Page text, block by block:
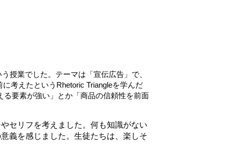
授業でした 。テーマは「宣伝広告」で、
考えたというRhetoric Triangleを学んだ
要素が強い」とか「商品の信頼性を前面
セリフを考えました。何も知識がない
義を感じました。生徒たちは、楽しそ